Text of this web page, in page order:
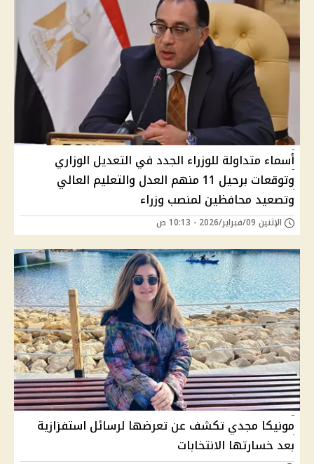
أسماء متداولة للوزراء الجدد في التعديل الوزاري
وتوقعات برحيل 11 منهم العدل والتعليم العالي
وتصعيد محافظين لمنصب وزراء
الإثنين 09/فبراير/2026 - 10:13 ص
مونيكا مجدي تكشف عن تعرضها لرسائل استفزازية
بعد خسارتها الانتخابات